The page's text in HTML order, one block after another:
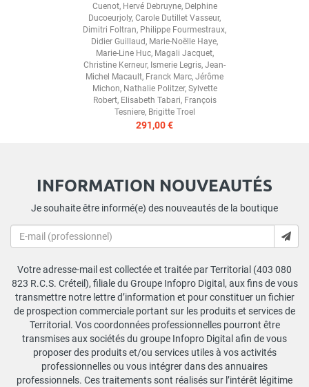
Cuenot, Hervé Debruyne, Delphine
Ducoeurjoly, Carole Dutillet Vasseur,
Dimitri Foltran, Philippe Fourmestraux,
Didier Guillaud, Marie-Noëlle Haye,
Marie-Line Huc, Magali Jacquet,
Christine Kerneur, Ismerie Legris, Jean-
Michel Macault, Franck Marc, Jérôme
Michon, Nathalie Politzer, Sylvette
Robert, Elisabeth Tabari, François
Tesniere, Brigitte Troel
291,00 €
INFORMATION NOUVEAUTÉS
Je souhaite être informé(e) des nouveautés de la boutique
Votre adresse-mail est collectée et traitée par Territorial (403 080
823 R.C.S. Créteil), filiale du Groupe Infopro Digital, aux fins de vous
transmettre notre lettre d’information et pour constituer un fichier
de prospection commerciale portant sur les produits et services de
Territorial. Vos coordonnées professionnelles pourront être
transmises aux sociétés du groupe Infopro Digital afin de vous
proposer des produits et/ou services utiles à vos activités
professionnelles ou vous intégrer dans des annuaires
professionnels. Ces traitements sont réalisés sur l’intérêt légitime